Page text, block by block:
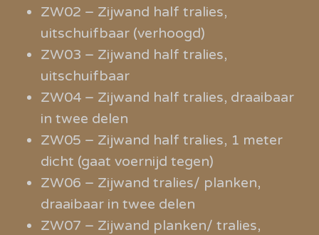
ZW02 – Zijwand half tralies,
uitschuifbaar (verhoogd)
ZW03 – Zijwand half tralies,
uitschuifbaar
ZW04 – Zijwand half tralies, draaibaar
in twee delen
ZW05 – Zijwand half tralies, 1 meter
dicht (gaat voernijd tegen)
ZW06 – Zijwand tralies/ planken,
draaibaar in twee delen
ZW07 – Zijwand planken/ tralies,